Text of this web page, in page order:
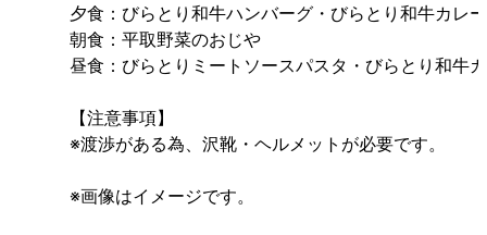
夕食：びらとり和牛ハンバーグ・びらとり和牛カレ
朝食：平取野菜のおじや
昼食：びらとりミートソースパスタ・びらとり和
【注意事項】
※渡渉がある為、沢靴・ヘルメットが必要です。
※画像はイメージです。